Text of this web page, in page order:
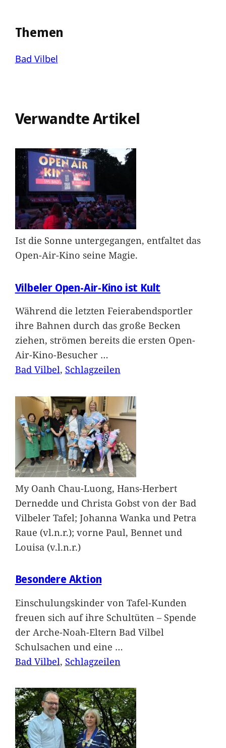
Themen
Bad Vilbel
Verwandte Artikel
Ist die Sonne untergegangen, entfaltet das
Open-Air-Kino seine Magie.
Vilbeler Open-Air-Kino ist Kult
Während die letzten Feierabendsportler
ihre Bahnen durch das große Becken
ziehen, strömen bereits die ersten Open-
Air-Kino-Besucher …
Bad Vilbel, Schlagzeilen
My Oanh Chau-Luong, Hans-Herbert
Dernedde und Christa Gobst von der Bad
Vilbeler Tafel; Johanna Wanka und Petra
Raue (vl.n.r.); vorne Paul, Bennet und
Louisa (v.l.n.r.)
Besondere Aktion
Einschulungskinder von Tafel-Kunden
freuen sich auf ihre Schultüten – Spende
der Arche-Noah-Eltern Bad Vilbel
Schulsachen und eine …
Bad Vilbel, Schlagzeilen